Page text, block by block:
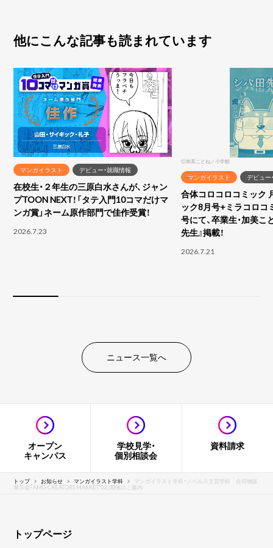
他にこんな記事も読まれています
マンガイラスト デビュー・就職情報
在校生・２年生の三原白水さんが、ジャン
プTOON NEXT！「タテ入門10コマだけマ
ンガ賞」ネーム原作部門で佳作受賞！
2026.7.23
Ⓒ加美ことね／小学館
マンガイラスト デビュー
合体コロコロコミック
ック8月号+ミラコロコ
号にて、卒業生・加美こ
先生』掲載！
2026.7.21
ニュース一覧へ
オープン
キャンパス
学校見学・
個別相談会
資料請求
トップ お知らせ マンガイラスト学科 マンガイラスト学科・ノベルス文芸学科 合同物販
展示会「AMG CREATORS MARKET 02」開催のご案内
トップページ